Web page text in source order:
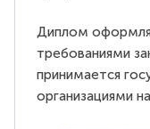
Диплом
требованиями
принимается
организациями